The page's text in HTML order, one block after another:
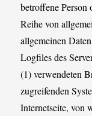
betroffene Person
Reihe von
allgemeinen
Logfiles des
(1) verwendeten
zugreifenden
Internetseite, von